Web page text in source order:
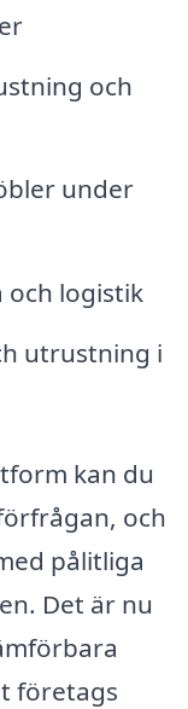
och
under
och logistik
utrustning i
kan du
och
pålitliga
Det är nu
företags